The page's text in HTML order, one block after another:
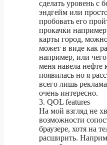
сделать уровень с
эндгейм или
пробовать его
прокачки
карты город, можно
может в виде как
например, или
меня навела нефте
появилась но я
всего лишь
очень интересно.
3. QOL features
На мой взгляд не
возможности
браузере, хотя на
расширить.